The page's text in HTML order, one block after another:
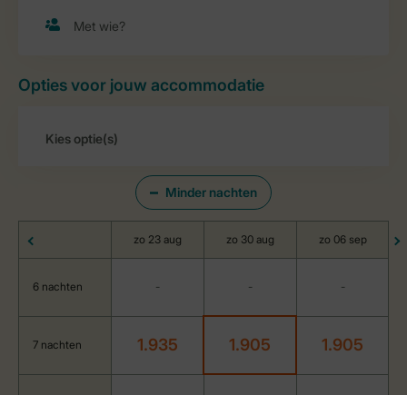
Opties voor jouw accommodatie
Minder nachten
zo 23 aug zo 30 aug zo 06 sep
6 nachten - - -
7 nachten 1.935 1.905 1.905